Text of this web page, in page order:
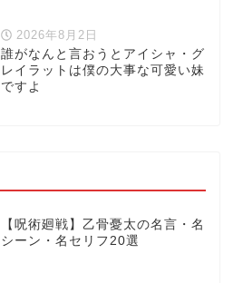
2026年8月2日
誰がなんと言おうとアイシャ・グ
レイラットは僕の大事な可愛い妹
ですよ
【呪術廻戦】乙骨憂太の名言・名
シーン・名セリフ20選